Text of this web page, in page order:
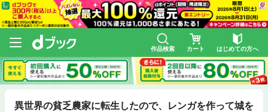
作品検索 カート はじめての方へ
異世界の貧乏農家に転生したので、レンガを作って城を